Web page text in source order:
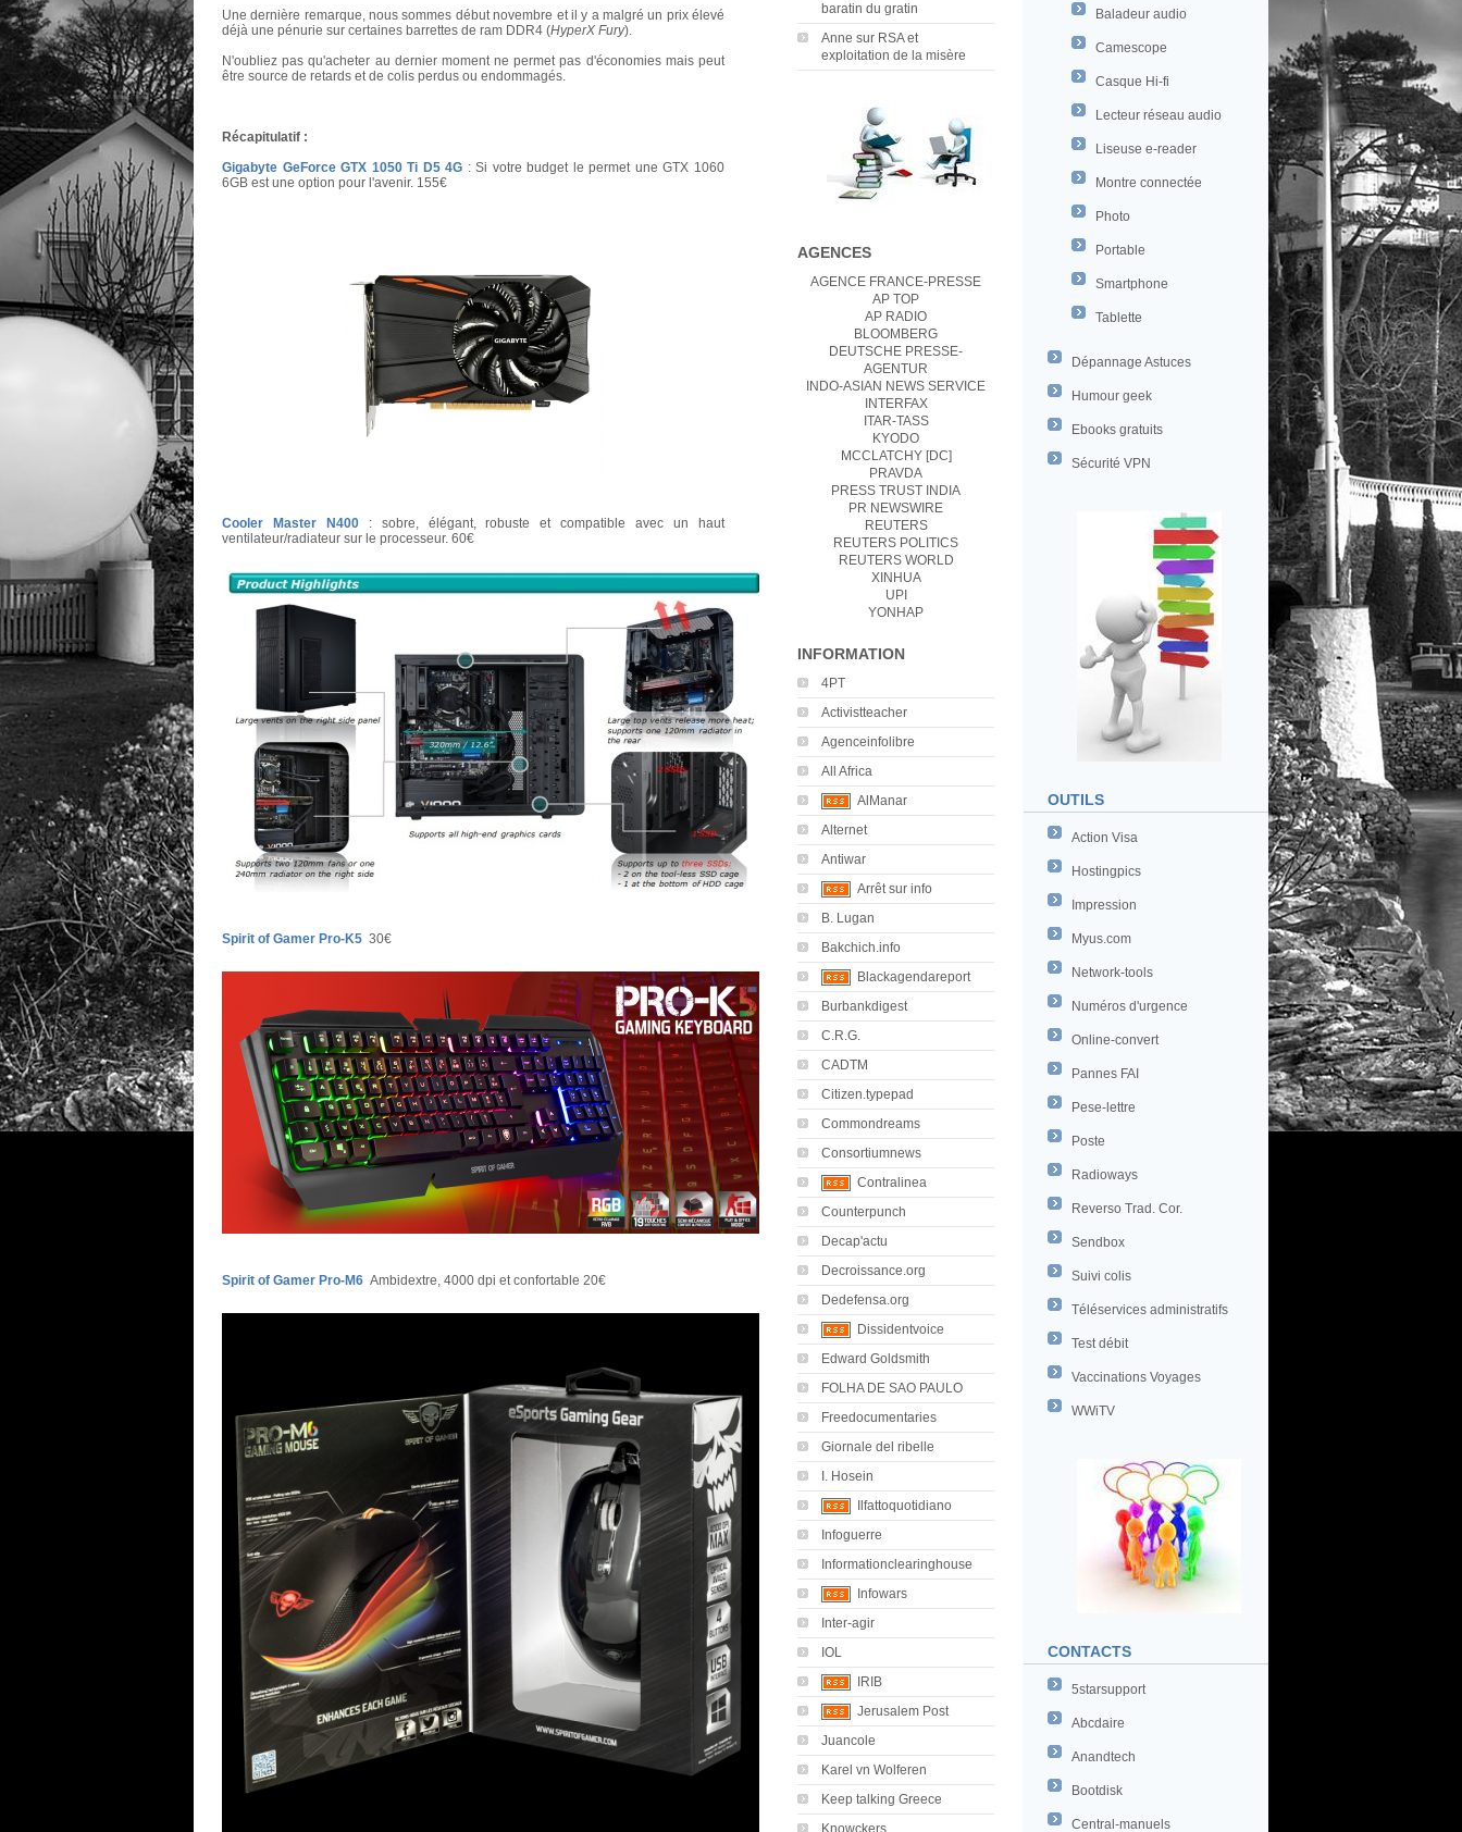
Baladeur audio
Camescope
Casque Hi-fi
Lecteur réseau audio
Liseuse e-reader
Montre connectée
Photo
Portable
Smartphone
Tablette
Dépannage Astuces
Humour geek
Ebooks gratuits
Sécurité VPN
OUTILS
Action Visa
Hostingpics
Impression
Myus.com
Network-tools
Numéros d'urgence
Online-convert
Pannes FAI
Pese-lettre
Poste
Radioways
Reverso Trad. Cor.
Sendbox
Suivi colis
Téléservices administratifs
Test débit
Vaccinations Voyages
WWiTV
CONTACTS
5starsupport
Abcdaire
Anandtech
Bootdisk
Central-manuels
baratin du gratin
Anne sur RSA et
exploitation de la misère
AGENCES
AGENCE FRANCE-PRESSE
AP TOP
AP RADIO
BLOOMBERG
DEUTSCHE PRESSE-
AGENTUR
INDO-ASIAN NEWS SERVICE
INTERFAX
ITAR-TASS
KYODO
MCCLATCHY [DC]
PRAVDA
PRESS TRUST INDIA
PR NEWSWIRE
REUTERS
REUTERS POLITICS
REUTERS WORLD
XINHUA
UPI
YONHAP
INFORMATION
4PT
Activistteacher
Agenceinfolibre
All Africa
AlManar
Alternet
Antiwar
Arrêt sur info
B. Lugan
Bakchich.info
Blackagendareport
Burbankdigest
C.R.G.
CADTM
Citizen.typepad
Commondreams
Consortiumnews
Contralinea
Counterpunch
Decap'actu
Decroissance.org
Dedefensa.org
Dissidentvoice
Edward Goldsmith
FOLHA DE SAO PAULO
Freedocumentaries
Giornale del ribelle
I. Hosein
Ilfattoquotidiano
Infoguerre
Informationclearinghouse
Infowars
Inter-agir
IOL
IRIB
Jerusalem Post
Juancole
Karel vn Wolferen
Keep talking Greece
Knowckers
Une dernière remarque, nous sommes début novembre et il y a malgré un prix élevé
déjà une pénurie sur certaines barrettes de ram DDR4 (HyperX Fury).
N'oubliez pas qu'acheter au dernier moment ne permet pas d'économies mais peut
être source de retards et de colis perdus ou endommagés.
Récapitulatif :
Gigabyte GeForce GTX 1050 Ti D5 4G : Si votre budget le permet une GTX 1060
6GB est une option pour l'avenir. 155€
Cooler Master N400: sobre, élégant, robuste et compatible avec un haut
ventilateur/radiateur sur le processeur. 60€
Spirit of Gamer Pro-K5 30€
Spirit of Gamer Pro-M6 Ambidextre, 4000 dpi et confortable 20€